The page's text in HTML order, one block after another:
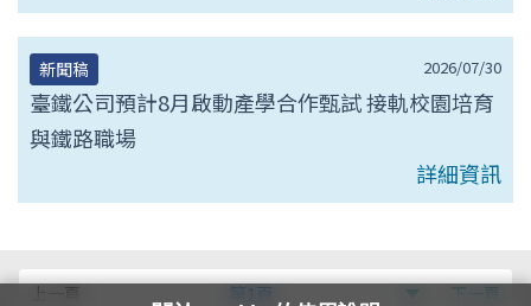
2026/07/30
新聞稿
臺鐵公司預計8月啟動產學合作甄試 接軌校園培育
與鐵路職場
詳細資訊
上一頁 第
第1頁
下一頁